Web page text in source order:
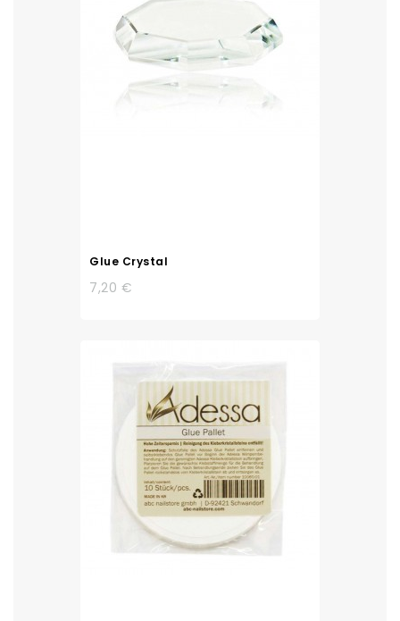
Glue Crystal
7,20 €